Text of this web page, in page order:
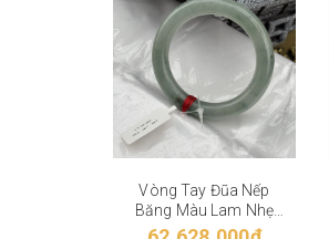
Vòng Tay Đũa Nếp
Băng Màu Lam Nhẹ
VT-28-004